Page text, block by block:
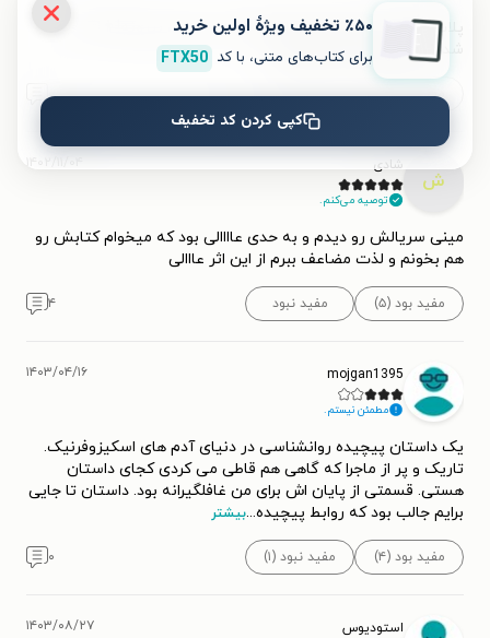
پلات توییست این کتاب قراره هوش از سرتون بپرونه!👨🏻‍🦯به
شدت پیشنهادش میکنم🫶🏻
مفید بود (۵) مفید نبود ۰
ش
شادی
توصیه می‌کنم.
مینی سریالش رو دیدم و به حدی عاااالی بود که میخوام کتابش رو
هم بخونم و لذت مضاعف ببرم از این اثر عااالی
مفید بود (۵) مفید نبود ۴
mojgan1395
مطمئن نیستم.
۱۴۰۳/۰۴/۱۶
یک داستان پیچیده روانشناسی در دنیای آدم های اسکیزوفرنیک.
تاریک و پر از ماجرا که گاهی هم قاطی می کردی کجای داستان
هستی. قسمتی از پایان اش برای من غافلگیرانه بود. داستان تا جایی
برایم جالب بود که روابط پیچیده...بیشتر
مفید بود (۴) مفید نبود (۱) ۰
استودیوس ۱۴۰۳/۰۸/۲۷
٪۵۰ تخفیف ویژۀ اولین خرید
برای کتاب‌های متنی، با کد FTX50
کپی کردن کد تخفیف